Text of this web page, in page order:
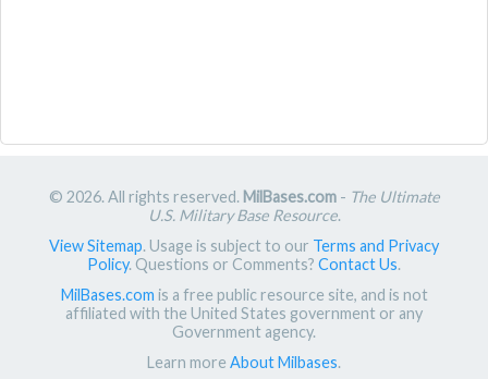
© 2026. All rights reserved. MilBases.com- The Ultimate
U.S. Military Base Resource.
View Sitemap. Usage is subject to our Terms and Privacy
Policy. Questions or Comments? Contact Us.
MilBases.com is a free public resource site, and is not
affiliated with the United States government or any
Government agency.
Learn more About Milbases.